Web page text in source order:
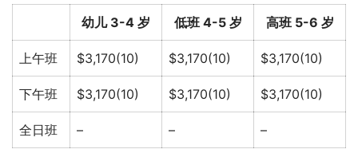
幼儿 3-4 岁 低班 4-5 岁 高班 5-6 岁
上午班 $3,170(10) $3,170(10) $3,170(10)
下午班 $3,170(10) $3,170(10) $3,170(10)
全日班 – – –